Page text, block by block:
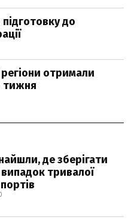
до
отримали
тижня
де зберігати
тривалої